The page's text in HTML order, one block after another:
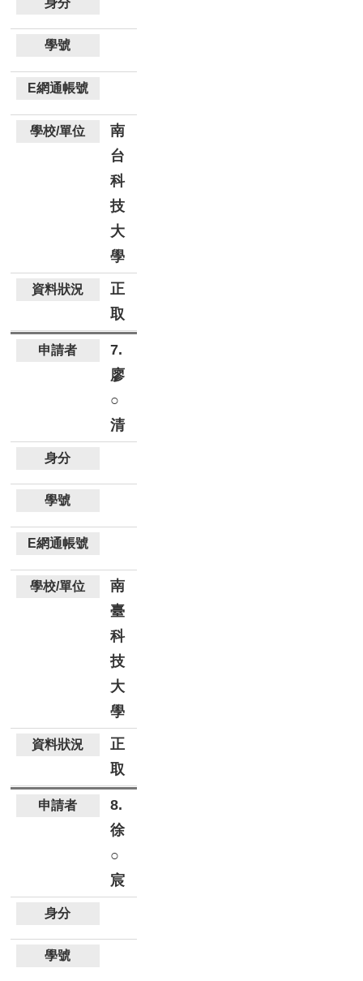
南
台
科
技
大
學
正
取
7.
廖
○
清
南
臺
科
技
大
學
正
取
8.
徐
○
宸